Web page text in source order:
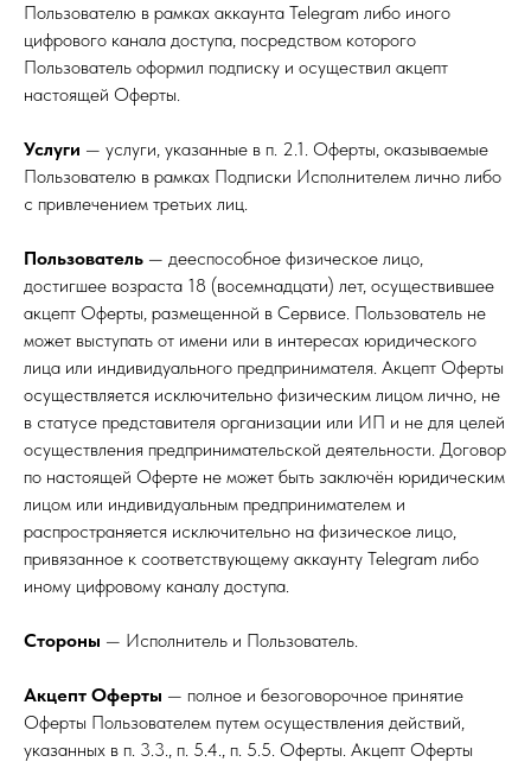
Пользователю в рамках аккаунта Telegram либо иного
цифрового канала доступа, посредством которого
Пользователь оформил подписку и осуществил акцепт
настоящей Оферты.
Услуги — услуги, указанные в п. 2.1. Оферты, оказываемые
Пользователю в рамках Подписки Исполнителем лично либо
с привлечением третьих лиц.
Пользователь — дееспособное физическое лицо,
достигшее возраста 18 (восемнадцати) лет, осуществившее
акцепт Оферты, размещенной в Сервисе. Пользователь не
может выступать от имени или в интересах юридического
лица или индивидуального предпринимателя. Акцепт Оферты
осуществляется исключительно физическим лицом лично, не
в статусе представителя организации или ИП и не для целей
осуществления предпринимательской деятельности. Договор
по настоящей Оферте не может быть заключён юридическим
лицом или индивидуальным предпринимателем и
распространяется исключительно на физическое лицо,
привязанное к соответствующему аккаунту Telegram либо
иному цифровому каналу доступа.
Стороны — Исполнитель и Пользователь.
Акцепт Оферты — полное и безоговорочное принятие
Оферты Пользователем путем осуществления действий,
указанных в п. 3.3., п. 5.4., п. 5.5. Оферты. Акцепт Оферты